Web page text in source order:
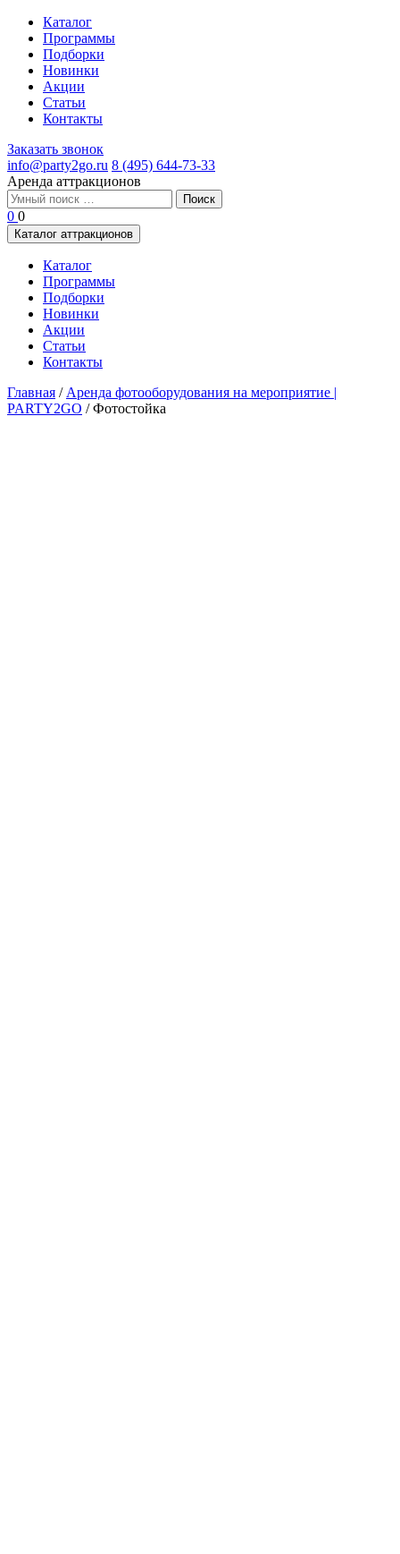
Каталог
Программы
Подборки
Новинки
Акции
Статьи
Контакты
Заказать звонок
info@party2go.ru 8 (495) 644-73-33
Аренда аттракционов
Найти:
0 0
Каталог аттракционов
Каталог
Программы
Подборки
Новинки
Акции
Статьи
Контакты
Главная / Аренда фотооборудования на мероприятие |
PARTY2GO /Фотостойка